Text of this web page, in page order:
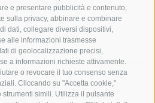
e presentare pubblicità e contenuto,
sulla privacy, abbinare e combinare
dati, collegare diversi dispositivi,
alle informazioni trasmesse
di geolocalizzazione precisi,
a informazioni richieste attivamente.
o revocare il tuo consenso senza
Cliccando su "Accetta cookie,"
simili. Utilizza il pulsante
DE | EN | FR